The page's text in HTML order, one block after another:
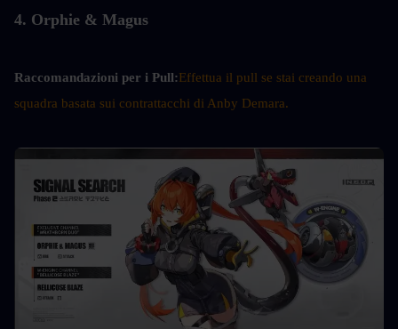
4. Orphie & Magus
Raccomandazioni per i Pull:Effettua il pull se stai creando una
squadra basata sui contrattacchi di Anby Demara.